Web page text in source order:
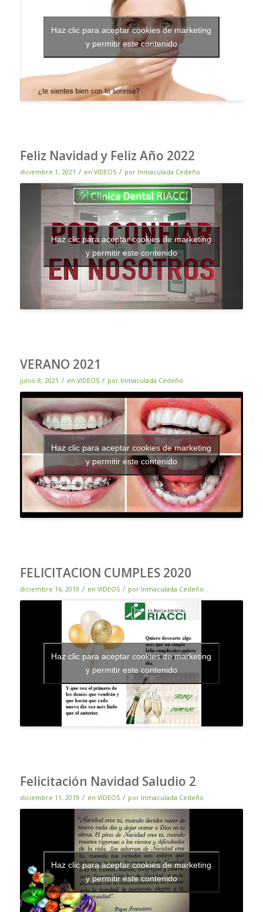
Haz clic para aceptar cookies de marketing
y permitir este contenido
Feliz Navidad y Feliz Año 2022
diciembre 1, 2021 / en VIDEOS / por Inmaculada Cedeño
Haz clic para aceptar cookies de marketing
y permitir este contenido
VERANO 2021
junio 8, 2021 / en VIDEOS / por Inmaculada Cedeño
Haz clic para aceptar cookies de marketing
y permitir este contenido
FELICITACION CUMPLES 2020
diciembre 16, 2019 / en VIDEOS / por Inmaculada Cedeño
Haz clic para aceptar cookies de marketing
y permitir este contenido
Felicitación Navidad Saludio 2
diciembre 11, 2019 / en VIDEOS / por Inmaculada Cedeño
Haz clic para aceptar cookies de marketing
y permitir este contenido